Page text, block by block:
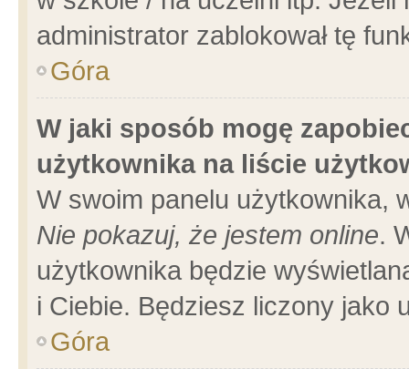
administrator zablokował tę
Góra
W jaki sposób mogę
użytkownika na liście
W swoim panelu użytkownika,
Nie pokazuj, że jestem online.
użytkownika będzie
i Ciebie. Będziesz liczony jako
Góra